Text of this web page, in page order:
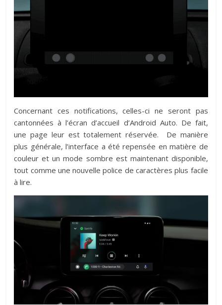
Concernant ces notifications, celles-ci ne seront pas
cantonnées à l’écran d’accueil d’Android Auto. De fait,
une page leur est totalement réservée. De manière
plus générale, l’interface a été repensée en matière de
couleur et un mode sombre est maintenant disponible,
tout comme une nouvelle police de caractères plus facile
à lire.